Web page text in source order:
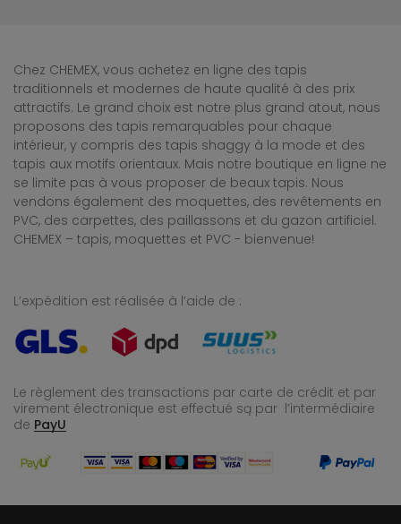
Chez CHEMEX, vous achetez en ligne des tapis
traditionnels et modernes de haute qualité à des prix
attractifs. Le grand choix est notre plus grand atout, nous
proposons des tapis remarquables pour chaque
intérieur, y compris des tapis shaggy à la mode et des
tapis aux motifs orientaux. Mais notre boutique en ligne ne
se limite pas à vous proposer de beaux tapis. Nous
vendons également des moquettes, des revêtements en
PVC, des carpettes, des paillassons et du gazon artificiel.
CHEMEX – tapis, moquettes et PVC - bienvenue!
L’expédition est réalisée à l’aide de :
Le règlement des transactions par carte de crédit et par
virement électronique est effectué są par l’intermédiaire
de PayU